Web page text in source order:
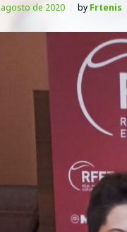
de 2020 by Frtenis